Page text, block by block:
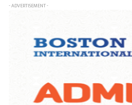
- ADVERTISEMENT -